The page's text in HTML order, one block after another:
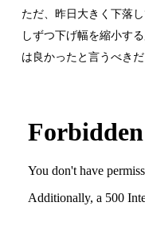
ただ、昨日大きく下落
しずつ下げ幅を縮小す
は良かったと言うべきだ